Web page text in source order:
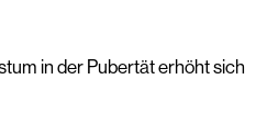
in der Pubertät erhöht sich